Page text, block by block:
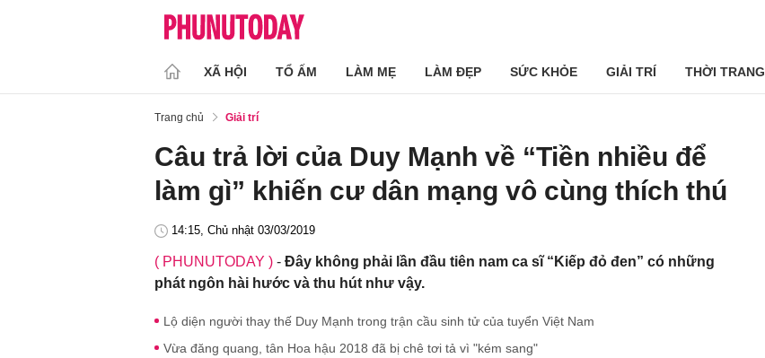
XÃ HỘI TỔ ẤM LÀM MẸ LÀM ĐẸP SỨC KHỎE GIẢI TRÍ THỜI TRANG
Trang chủ Giải trí
Câu trả lời của Duy Mạnh về “Tiền nhiều để
làm gì” khiến cư dân mạng vô cùng thích thú
14:15, Chủ nhật 03/03/2019
( PHUNUTODAY ) - Đây không phải lần đầu tiên nam ca sĩ “Kiếp đỏ đen” có những
phát ngôn hài hước và thu hút như vậy.
Lộ diện người thay thế Duy Mạnh trong trận cầu sinh tử của tuyển Việt Nam
Vừa đăng quang, tân Hoa hậu 2018 đã bị chê tơi tả vì "kém sang"